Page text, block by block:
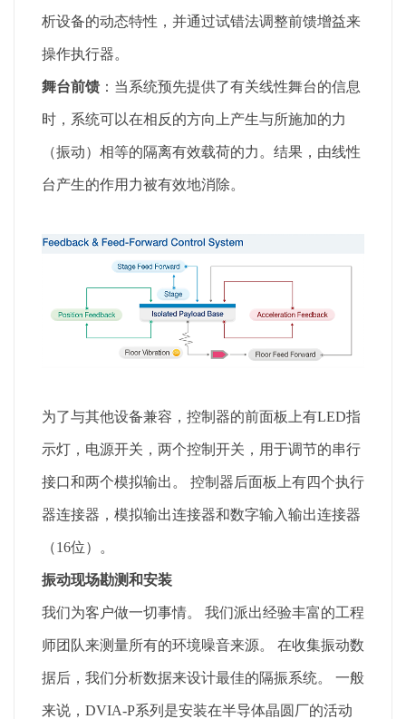
析设备的动态特性，并通过试错法调整前馈增益来
操作执行器。
舞台前馈 ：当系统预先提供了有关线性舞台的信息
时，系统可以在相反的方向上产生与所施加的力
（振动）相等的隔离有效载荷的力。结果，由线性
台产生的作用力被有效地消除。
为了与其他设备兼容，控制器的前面板上有LED指
示灯，电源开关，两个控制开关，用于调节的串行
接口和两个模拟输出。 控制器后面板上有四个执行
器连接器，模拟输出连接器和数字输入输出连接器
（16位）。
振动现场勘测和安装
我们为客户做一切事情。 我们派出经验丰富的工程
师团队来测量所有的环境噪音来源。 在收集振动数
据后，我们分析数据来设计最佳的隔振系统。 一般
来说，DVIA-P系列是安装在半导体晶圆厂的活动